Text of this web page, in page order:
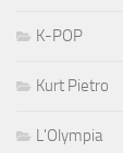
K-POP
Kurt Pietro
L'Olympia